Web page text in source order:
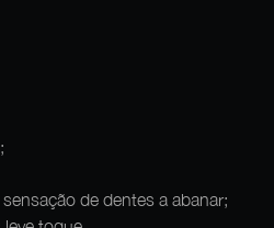
de dentes a abanar;